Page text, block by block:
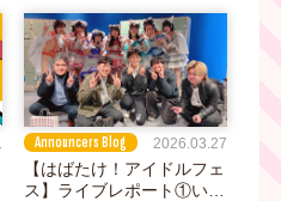
大学が業務協約（MOU）
を締結
Announcers Blog 2026.03.27
【はばたけ！アイドルフェ
ス】ライブレポート①いつ